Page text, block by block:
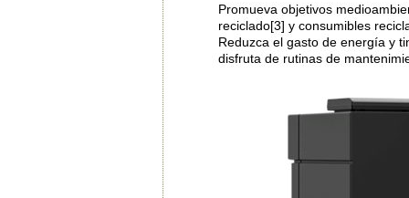
Promueva objetivos
reciclado[3] y consumibles
Reduzca el gasto de energía y
disfruta de rutinas de